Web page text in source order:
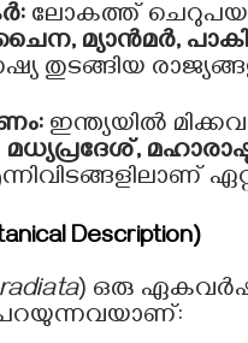
ലോകത്ത് ചെറുപയർ
മ്യാൻമർ,
തുടങ്ങിയ
ഇന്ത്യയിൽ
മധ്യപ്രദേശ്,
Description)
) ഒരു